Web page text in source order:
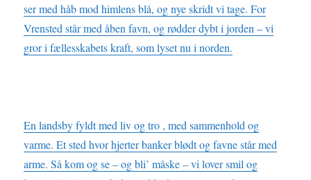
ser med håb mod himlens blå, og nye skridt vi tage. For
Vrensted står med åben favn, og rødder dybt i jorden – vi
gror i fællesskabets kraft, som lyset nu i norden.
En landsby fyldt med liv og tro , med sammenhold og
varme. Et sted hvor hjerter banker blødt og favne står med
arme. Så kom og se – og bli’ måske – vi lover smil og